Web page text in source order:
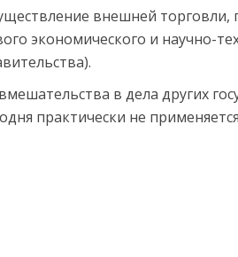
внешней торговли,
экономического и научно-
в дела других
практически не